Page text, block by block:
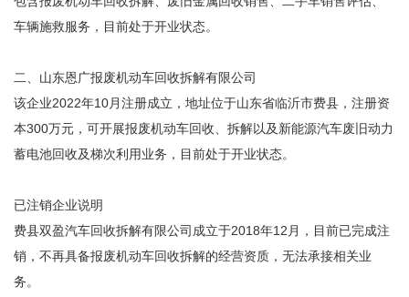
车辆施救服务，目前处于开业状态。
二、山东恩广报废机动车回收拆解有限公司
该企业2022年10月注册成立，地址位于山东省临沂市费县，注册资
本300万元，可开展报废机动车回收、拆解以及新能源汽车废旧动力
蓄电池回收及梯次利用业务，目前处于开业状态。
已注销企业说明
费县双盈汽车回收拆解有限公司成立于2018年12月，目前已完成注
销，不再具备报废机动车回收拆解的经营资质，无法承接相关业
务。